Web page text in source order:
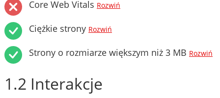
Core Web Vitals Rozwiń
Ciężkie strony Rozwiń
Strony o rozmiarze większym niż 3 MB Rozwiń
1.2 Interakcje